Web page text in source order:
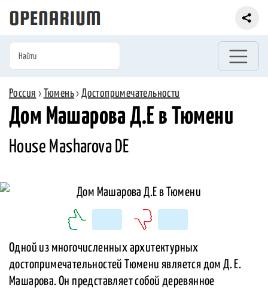
Россия › Тюмень›Достопримечательности
Дом Машарова Д.Е в Тюмени
House Masharova DE
Одной из многочисленных архитектурных
достопримечательностей Тюмени является дом Д. Е.
Машарова. Он представляет собой деревянное